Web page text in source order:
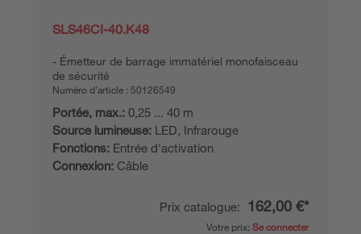
SLS46CI-40.K48
Émetteur de barrage immatériel monofaisceau
de sécurité
Numéro d’article : 50126549
Portée, max.: 0,25 ... 40 m
Source lumineuse: LED, Infrarouge
Fonctions: Entrée d'activation
Connexion: Câble
Prix catalogue: 162,00 €*
Votre prix: Se connecter